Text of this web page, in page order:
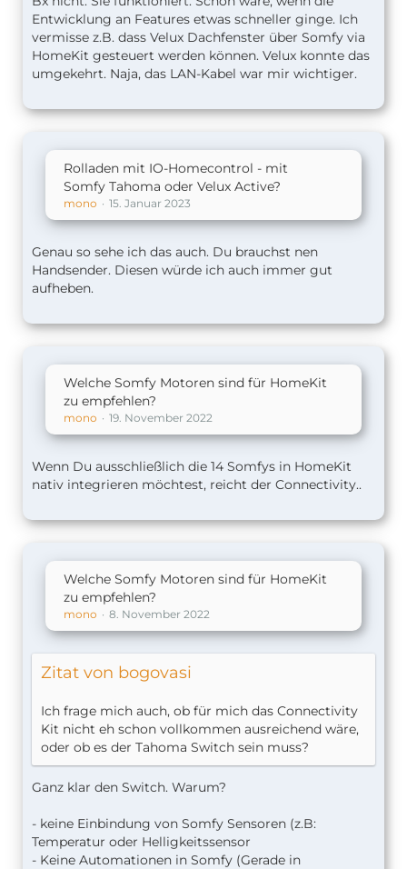
Entwicklung an Features etwas schneller ginge. Ich
vermisse z.B. dass Velux Dachfenster über Somfy via
HomeKit gesteuert werden können. Velux konnte das
umgekehrt. Naja, das LAN-Kabel war mir wichtiger.
Rolladen mit IO-Homecontrol - mit
Somfy Tahoma oder Velux Active?
mono 15. Januar 2023
Genau so sehe ich das auch. Du brauchst nen
Handsender. Diesen würde ich auch immer gut
aufheben.
Welche Somfy Motoren sind für HomeKit
zu empfehlen?
mono 19. November 2022
Wenn Du ausschließlich die 14 Somfys in HomeKit
nativ integrieren möchtest, reicht der Connectivity..
Welche Somfy Motoren sind für HomeKit
zu empfehlen?
mono 8. November 2022
Zitat von bogovasi
Ich frage mich auch, ob für mich das Connectivity
Kit nicht eh schon vollkommen ausreichend wäre,
oder ob es der Tahoma Switch sein muss?
Ganz klar den Switch. Warum?
- keine Einbindung von Somfy Sensoren (z.B:
Temperatur oder Helligkeitssensor
- Keine Automationen in Somfy (Gerade in